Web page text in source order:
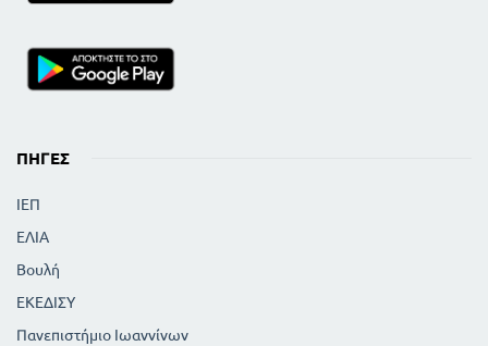
ΠΗΓΈΣ
ΙΕΠ
ΕΛΙΑ
Βουλή
ΕΚΕΔΙΣΥ
Πανεπιστήμιο Ιωαννίνων